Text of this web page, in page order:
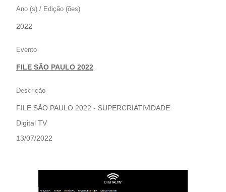
–
SUPERCRIATIVIDADE
DIGITAL
Ano (s) / Edição (ões)
2022
Evento
FILE SÃO PAULO 2022
Descrição
FILE SÃO PAULO 2022 - SUPERCRIATIVIDADE
Digital TV
13/07/2022